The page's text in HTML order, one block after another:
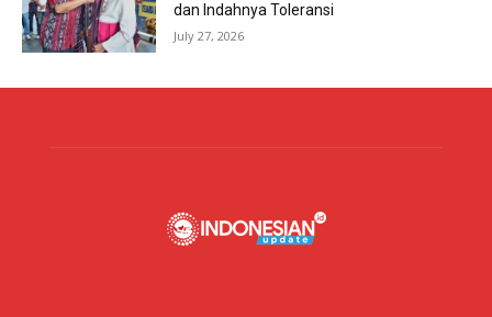
dan Indahnya Toleransi
July 27, 2026